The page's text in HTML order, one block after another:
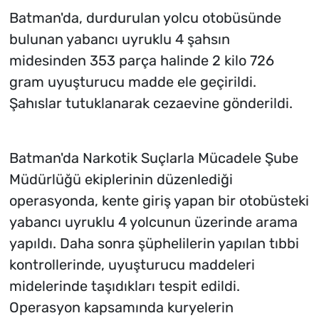
Batman'da, durdurulan yolcu otobüsünde
bulunan yabancı uyruklu 4 şahsın
midesinden 353 parça halinde 2 kilo 726
gram uyuşturucu madde ele geçirildi.
Şahıslar tutuklanarak cezaevine gönderildi.
Batman'da Narkotik Suçlarla Mücadele Şube
Müdürlüğü ekiplerinin düzenlediği
operasyonda, kente giriş yapan bir otobüsteki
yabancı uyruklu 4 yolcunun üzerinde arama
yapıldı. Daha sonra şüphelilerin yapılan tıbbi
kontrollerinde, uyuşturucu maddeleri
midelerinde taşıdıkları tespit edildi.
Operasyon kapsamında kuryelerin